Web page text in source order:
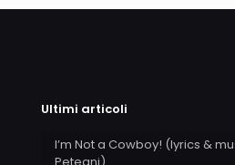
Ultimi articoli
I’m Not a Cowboy! (lyrics &
Peteani)